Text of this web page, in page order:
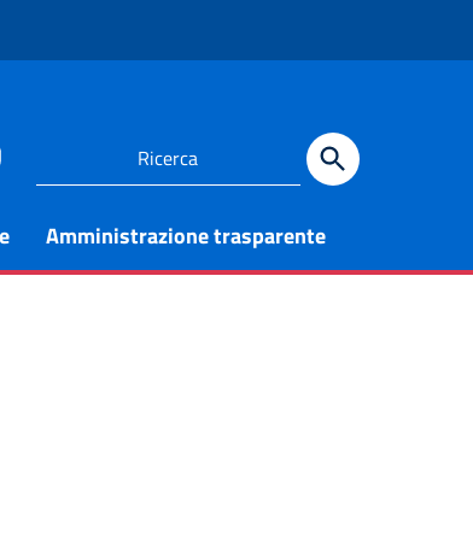
Amministrazione trasparente